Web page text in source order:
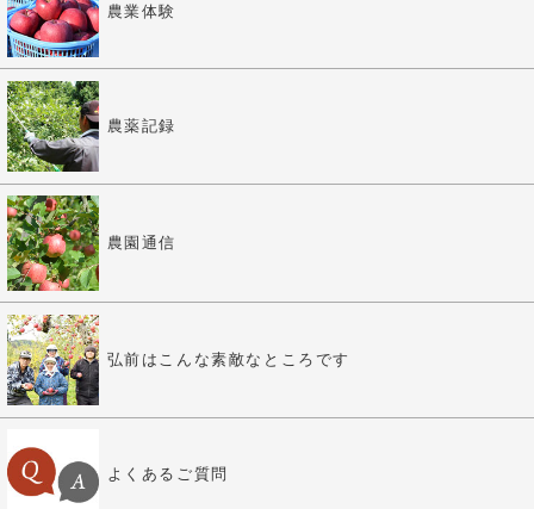
農業体験
農薬記録
農園通信
弘前はこんな素敵なところです
よくあるご質問